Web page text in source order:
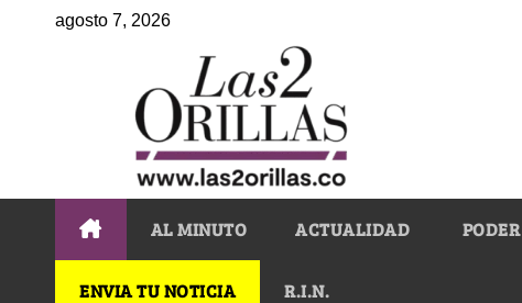
agosto 7, 2026
AL MINUTO ACTUALIDAD PODER
ENVIA TU NOTICIA R.I.N.